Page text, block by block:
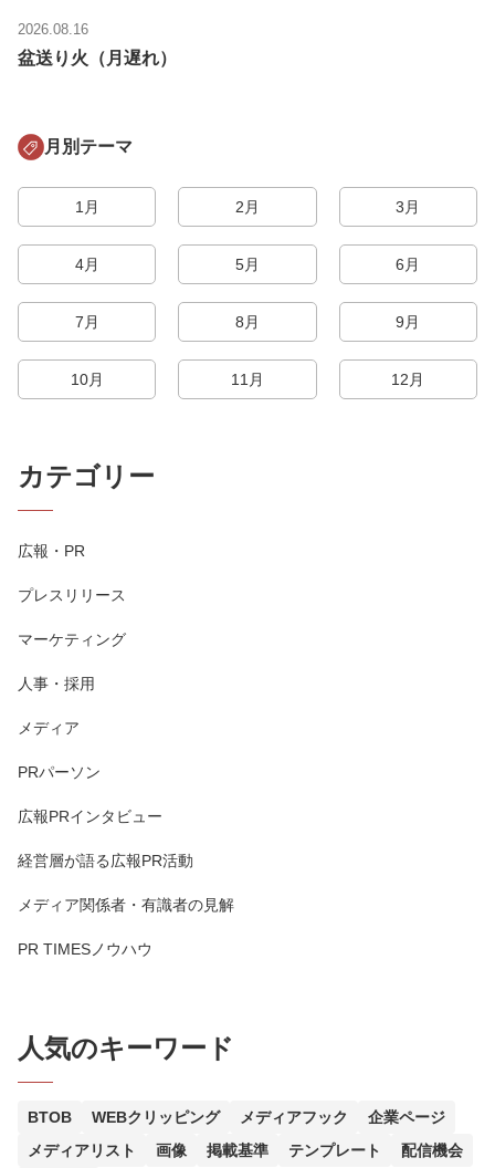
2026.08.16
盆送り火（月遅れ）
月別テーマ
1月 2月 3月
4月 5月 6月
7月 8月 9月
10月 11月 12月
カテゴリー
広報・PR
プレスリリース
マーケティング
人事・採用
メディア
PRパーソン
広報PRインタビュー
経営層が語る広報PR活動
メディア関係者・有識者の見解
PR TIMESノウハウ
人気のキーワード
BTOB WEBクリッピング メディアフック
企業ページ
メディアリスト
画像 掲載基準 テンプレート
配信機会